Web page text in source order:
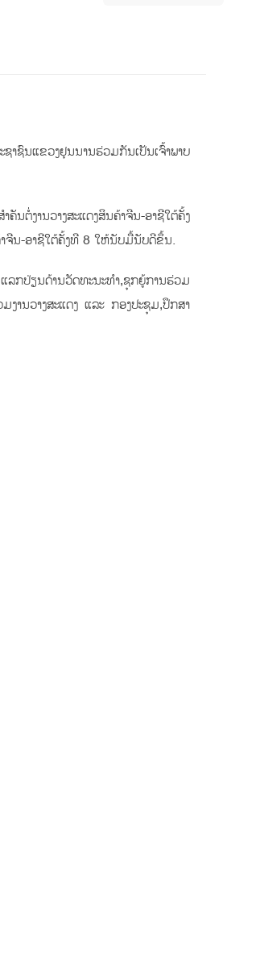
າຊົນແຂວງຢຸນນານຮ່ວມກັນເປັນເຈົ້າພາບ
ນຕໍ່ງານວາງສະແດງສິນຄ້າຈີນ-ອາຊີໃຕ້ຄັ້ງ
ຈີນ-ອາຊີໃຕ້ຄັ້ງທີ 8 ໃຫ້ນັບມື້ນັບດີຂຶ້ນ.
ລກປ່ຽນດ້ານວັດທະນະທໍາ,ຊຸກຍູ້ການຮ່ວມ
ານວາງສະແດງ ແລະ ກອງປະຊຸມ,ປຶກສາ